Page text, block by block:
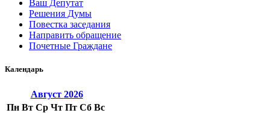
Ваш Депутат
Решения Думы
Повестка заседания
Направить обращение
Почетные Граждане
Календарь
Август 2026
Пн Вт Ср Чт Пт Сб Вс